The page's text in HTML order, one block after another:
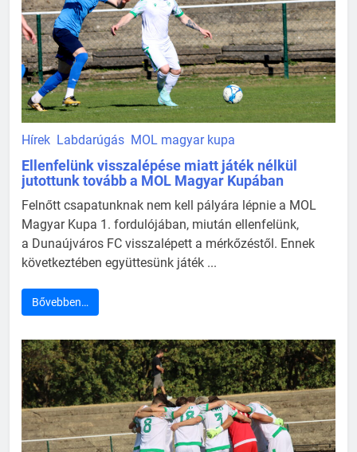
Hírek Labdarúgás MOL magyar kupa
Ellenfelünk visszalépése miatt játék nélkül
jutottunk tovább a MOL Magyar Kupában
Felnőtt csapatunknak nem kell pályára lépnie a MOL
Magyar Kupa 1. fordulójában, miután ellenfelünk,
a Dunaújváros FC visszalépett a mérkőzéstől. Ennek
következtében együttesünk játék ...
Bővebben…